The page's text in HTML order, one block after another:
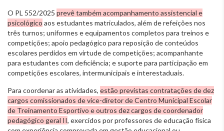
O PL 552/2025 prevê também acompanhamento assistencial e
psicológico aos estudantes matriculados, além de refeições nos
três turnos; uniformes e equipamentos completos para treinos e
competições; apoio pedagógico para reposição de conteúdos
escolares perdidos em virtude de competições; acompanhante
para estudantes com deficiência; e suporte para participação em
competições escolares, intermunicipais e interestaduais.
Para coordenar as atividades, estão previstas contratações de dez
cargos comissionados de vice-diretor de Centro Municipal Escolar
de Treinamento Esportivo e outros dez cargos de coordenador
pedagógico geral II, exercidos por professores de educação física